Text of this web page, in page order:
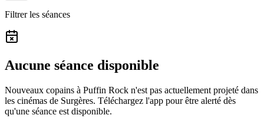
Filtrer les séances
Aucune séance disponible
Nouveaux copains à Puffin Rock n'est pas actuellement projeté dans
les cinémas de Surgères. Téléchargez l'app pour être alerté dès
qu'une séance est disponible.